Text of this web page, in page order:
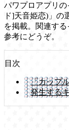
パワプロアプリ
ド]天音姫恋)」の
を掲載。関連す
参考にどうぞ。
目次
「カップ
発生する